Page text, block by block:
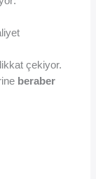
çekiyor.
beraber